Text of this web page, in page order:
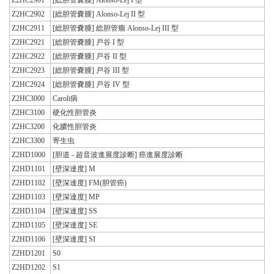
Z2HC2902
[総胆管嚢腫] Alonso-Lej II 型
Z2HC2911
[総胆管嚢腫] 総胆管瘤 Alonso-Lej III 型
Z2HC2921
[総胆管嚢腫] 戸谷 I 型
Z2HC2922
[総胆管嚢腫] 戸谷 II 型
Z2HC2923
[総胆管嚢腫] 戸谷 III 型
Z2HC2924
[総胆管嚢腫] 戸谷 IV 型
Z2HC3000
Caroli病
Z2HC3100
硬化性胆管炎
Z2HC3200
化膿性胆管炎
Z2HC3300
寄生虫
Z2HD1000
[胆道 - 超音波進展度診断] 癌進展度診断
Z2HD1101
[壁深達度] M
Z2HD1102
[壁深達度] FM(胆管癌)
Z2HD1103
[壁深達度] MP
Z2HD1104
[壁深達度] SS
Z2HD1105
[壁深達度] SE
Z2HD1106
[壁深達度] SI
Z2HD1201
S0
Z2HD1202
S1